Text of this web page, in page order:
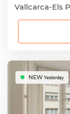
NEW Yesterday